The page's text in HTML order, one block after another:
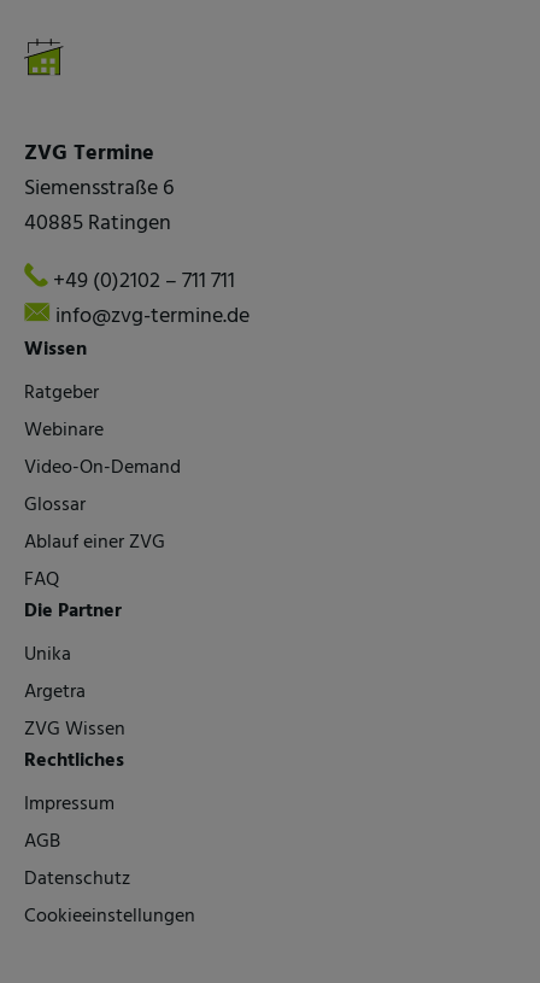
ZVG Termine
Siemensstraße 6
40885 Ratingen
+49 (0)2102 – 711 711
info@zvg-termine.de
Wissen
Ratgeber
Webinare
Video-On-Demand
Glossar
Ablauf einer ZVG
FAQ
Die Partner
Unika
Argetra
ZVG Wissen
Rechtliches
Impressum
AGB
Datenschutz
Cookieeinstellungen